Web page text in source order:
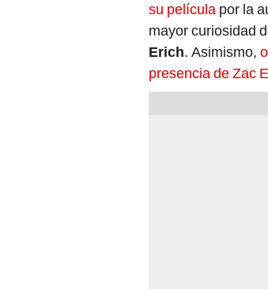
su película por la
mayor curiosidad
Erich. Asimismo,
presencia deZac